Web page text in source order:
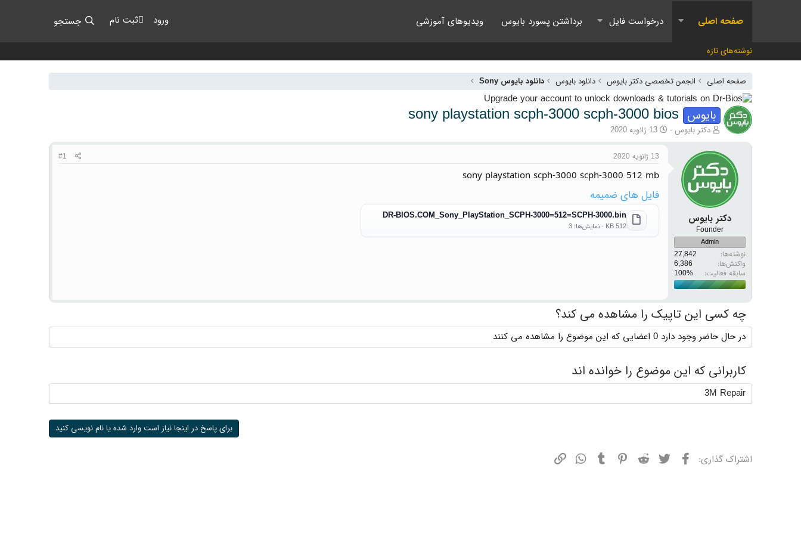
صفحه اصلی درخواست فایل برداشتن پسورد بایوس ویدیوهای آموزشی ورود ثبت نام جستجو
نوشته‌های تازه
صفحه اصلی انجمن تخصصی دکتر بایوس دانلود بایوس دانلود بایوس Sony
بایوس sony playstation scph-3000 scph-3000 bios
آغازگر گفتمان
دکتر بایوس تاریخ شروع
13 ژانویه 2020
دکتر بایوس
Founder
Admin
نوشته‌ها
27,842
واکنش‌ها
6,386
سابقه فعالیت:
13 ژانویه 2020 #1
sony playstation scph-3000 scph-3000 512 mb
فایل های ضمیمه
DR-BIOS.COM_Sony_PlayStation_SCPH-3000=512=SCPH-3000.bin
512 KB · نمایش‌ها: 3
چه کسی این تاپیک را مشاهده می کند؟
در حال حاضر وجود دارد 0 اعضایی که این موضوع را مشاهده می کنند
کاربرانی که این موضوع را خوانده اند
3M Repair
برای پاسخ در اینجا نیاز است وارد شده یا نام نویسی کنید
اشتراک گذاری: فیسبوکتوییتر ردیت پینترستتامبلر واتسپ